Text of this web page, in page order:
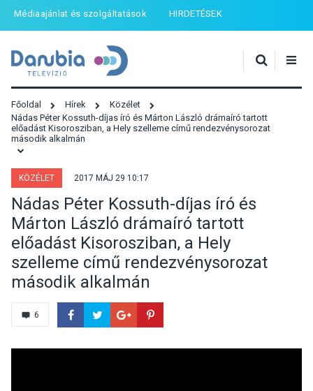
Médiaajánlat és szolgáltatások HIRDETÉSEK
Főoldal Hírek
Közélet
Nádas Péter Kossuth-díjas író és Márton László drámaíró tartott
előadást Kisorosziban, a Hely szelleme című rendezvénysorozat
második alkalmán
KÖZÉLET 2017 MÁJ 29 10:17
Nádas Péter Kossuth-díjas író és
Márton László drámaíró tartott
előadást Kisorosziban, a Hely
szelleme című rendezvénysorozat
második alkalmán
6